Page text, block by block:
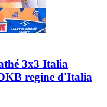
3x3 Italia
regine d'Italia